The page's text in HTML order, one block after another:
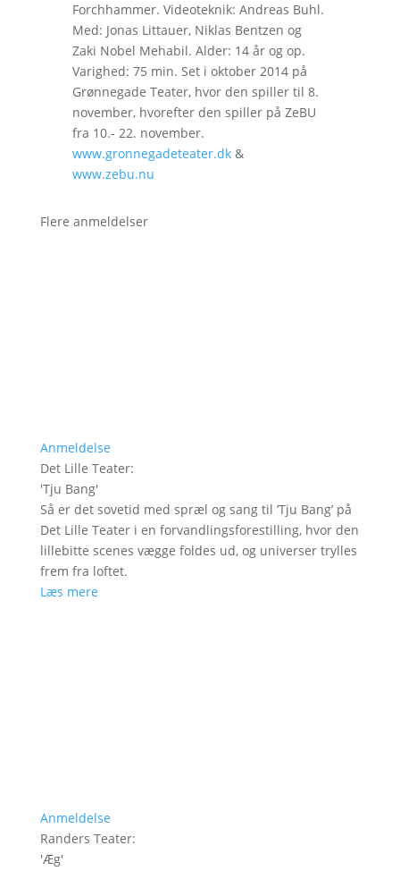
Forchhammer. Videoteknik: Andreas Buhl.
Med: Jonas Littauer, Niklas Bentzen og
Zaki Nobel Mehabil. Alder: 14 år og op.
Varighed: 75 min. Set i oktober 2014 på
Grønnegade Teater, hvor den spiller til 8.
november, hvorefter den spiller på ZeBU
fra 10.- 22. november.
www.gronnegadeteater.dk&
www.zebu.nu
Flere anmeldelser
Anmeldelse
Det Lille Teater:
'Tju Bang'
Så er det sovetid med spræl og sang til ’Tju Bang’ på
Det Lille Teater i en forvandlingsforestilling, hvor den
lillebitte scenes vægge foldes ud, og universer trylles
frem fra loftet.
Læs mere
Anmeldelse
Randers Teater:
'Æg'